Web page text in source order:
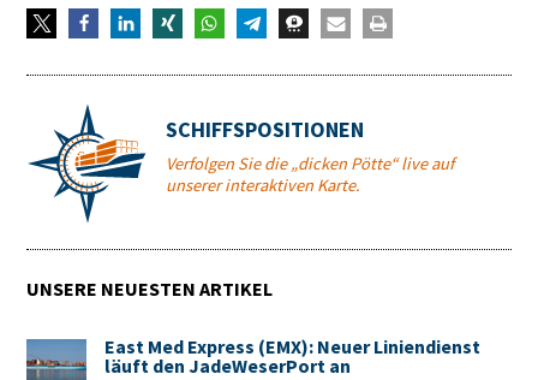
SCHIFFSPOSITIONEN
Verfolgen Sie die „dicken Pötte“ live auf
unserer interaktiven Karte.
UNSERE NEUESTEN ARTIKEL
East Med Express (EMX): Neuer Liniendienst
läuft den JadeWeserPort an